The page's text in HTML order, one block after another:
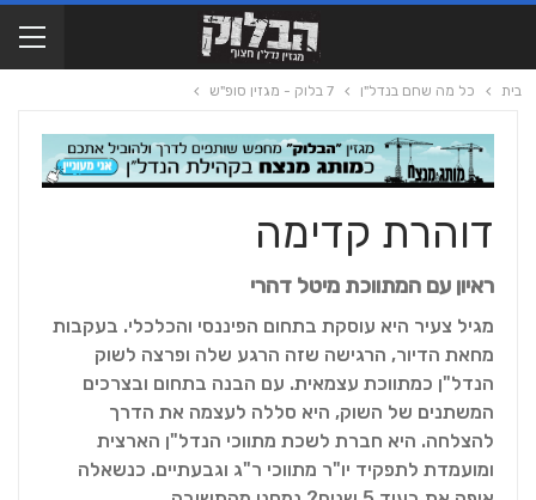
בית כל מה שחם בנדל"ן 7 בלוק - מגזין סופ"ש
דוהרת קדימה
ראיון עם המתווכת מיטל דהרי
מגיל צעיר היא עוסקת בתחום הפיננסי והכלכלי. בעקבות
מחאת הדיור, הרגישה שזה הרגע שלה ופרצה לשוק
הנדל"ן כמתווכת עצמאית. עם הבנה בתחום ובצרכים
המשתנים של השוק, היא סללה לעצמה את הדרך
להצלחה. היא חברת לשכת מתווכי הנדל"ן הארצית
ומועמדת לתפקיד יו"ר מתווכי ר"ג וגבעתיים. כנשאלה